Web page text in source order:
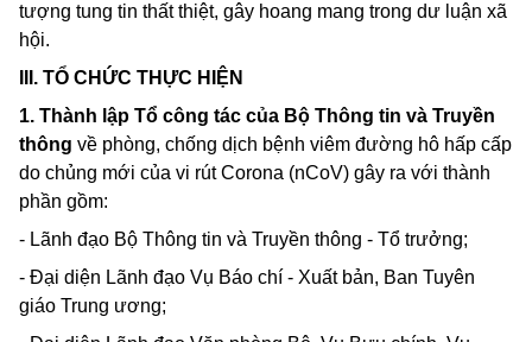
tượng tung tin thất thiệt, gây hoang mang trong dư luận xã
hội.
III. TỔ CHỨC THỰC HIỆN
1. Thành lập Tổ công tác của Bộ Thông tin và Truyền
thông về phòng, chống dịch bệnh viêm đường hô hấp cấp
do chủng mới của vi rútCorona (nCoV) gây ra với thành
phần gồm:
- Lãnh đạo Bộ Thông tin và Truyền thông - Tổ trưởng;
- Đại diện Lãnh đạo Vụ Báo chí - Xuất bản, Ban Tuyên
giáo Trung ương;